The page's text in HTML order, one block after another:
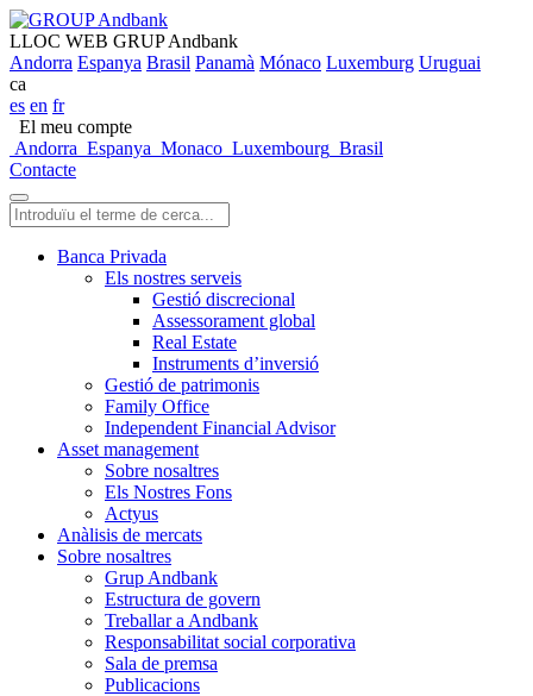
LLOC WEB GRUP Andbank
Andorra Espanya Brasil Panamà Mónaco Luxemburg Uruguai
ca
es en fr
El meu compte
Andorra Espanya Monaco Luxembourg Brasil
Contacte
Banca Privada
Els nostres serveis
Gestió discrecional
Assessorament global
Real Estate
Instruments d’inversió
Gestió de patrimonis
Family Office
Independent Financial Advisor
Asset management
Sobre nosaltres
Els Nostres Fons
Actyus
Anàlisis de mercats
Sobre nosaltres
Grup Andbank
Estructura de govern
Treballar a Andbank
Responsabilitat social corporativa
Sala de premsa
Publicacions